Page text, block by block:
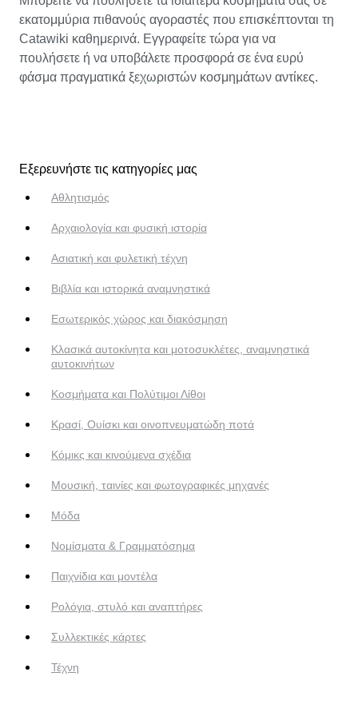
εκατομμύρια πιθανούς αγοραστές που επισκέπτονται τη
Catawiki καθημερινά. Εγγραφείτε τώρα για να
πουλήσετε ή να υποβάλετε προσφορά σε ένα ευρύ
φάσμα πραγματικά ξεχωριστών κοσμημάτων αντίκες.
Εξερευνήστε τις κατηγορίες μας
Αθλητισμός
Αρχαιολογία και φυσική ιστορία
Ασιατική και φυλετική τέχνη
Βιβλία και ιστορικά αναμνηστικά
Εσωτερικός χώρος και διακόσμηση
Κλασικά αυτοκίνητα και μοτοσυκλέτες, αναμνηστικά
αυτοκινήτων
Κοσμήματα και Πολύτιμοι Λίθοι
Κρασί, Ουίσκι και οινοπνευματώδη ποτά
Κόμικς και κινούμενα σχέδια
Μουσική, ταινίες και φωτογραφικές μηχανές
Μόδα
Νομίσματα & Γραμματόσημα
Παιχνίδια και μοντέλα
Ρολόγια, στυλό και αναπτήρες
Συλλεκτικές κάρτες
Τέχνη